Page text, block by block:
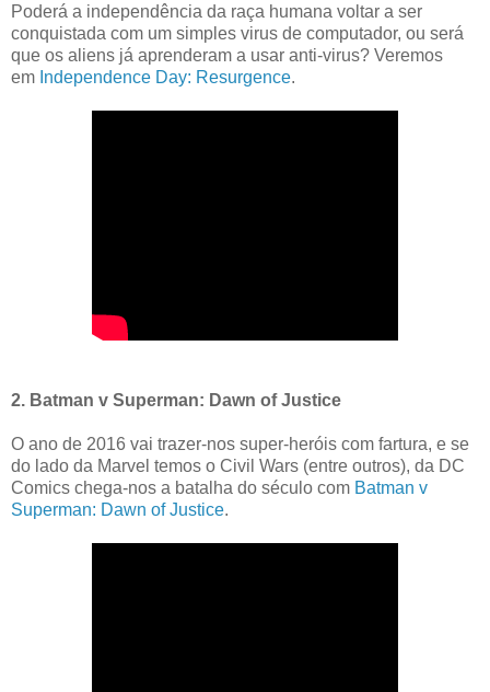
Poderá a independência da raça humana voltar a ser
conquistada com um simples virus de computador, ou será
que os aliens já aprenderam a usar anti-virus? Veremos
em Independence Day: Resurgence.
2. Batman v Superman: Dawn of Justice
O ano de 2016 vai trazer-nos super-heróis com fartura, e se
do lado da Marvel temos o Civil Wars (entre outros), da DC
Comics chega-nos a batalha do século com Batman v
Superman: Dawn of Justice.